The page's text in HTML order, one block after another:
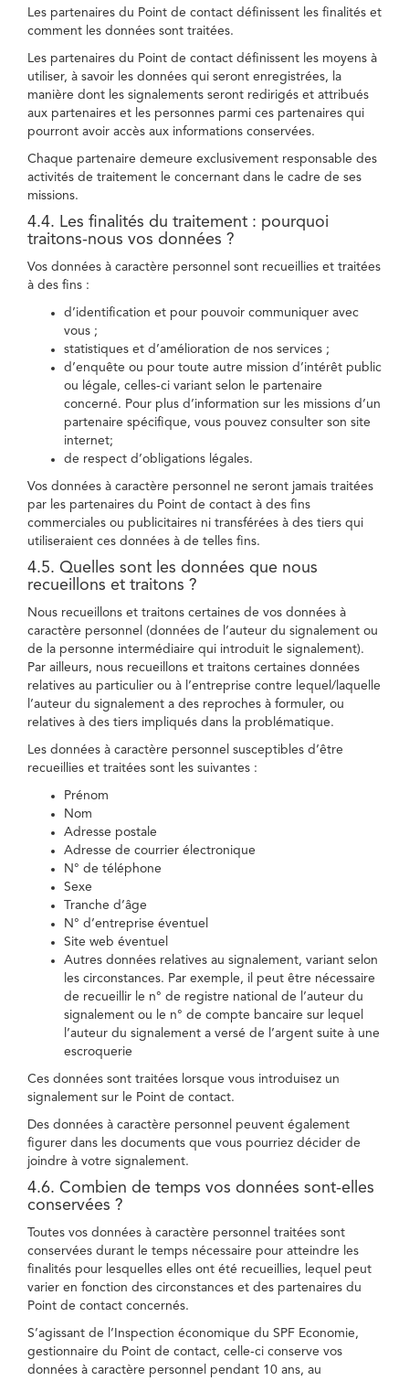
Les partenaires du Point de contact définissent les finalités et
comment les données sont traitées.
Les partenaires du Point de contact définissent les moyens à
utiliser, à savoir les données qui seront enregistrées, la
manière dont les signalements seront redirigés et attribués
aux partenaires et les personnes parmi ces partenaires qui
pourront avoir accès aux informations conservées.
Chaque partenaire demeure exclusivement responsable des
activités de traitement le concernant dans le cadre de ses
missions.
4.4. Les finalités du traitement : pourquoi
traitons-nous vos données ?
Vos données à caractère personnel sont recueillies et traitées
à des fins :
d’identification et pour pouvoir communiquer avec
vous ;
statistiques et d’amélioration de nos services ;
d’enquête ou pour toute autre mission d’intérêt public
ou légale, celles-ci variant selon le partenaire
concerné. Pour plus d’information sur les missions d’un
partenaire spécifique, vous pouvez consulter son site
internet;
de respect d’obligations légales.
Vos données à caractère personnel ne seront jamais traitées
par les partenaires du Point de contact à des fins
commerciales ou publicitaires ni transférées à des tiers qui
utiliseraient ces données à de telles fins.
4.5. Quelles sont les données que nous
recueillons et traitons ?
Nous recueillons et traitons certaines de vos données à
caractère personnel (données de l’auteur du signalement ou
de la personne intermédiaire qui introduit le signalement).
Par ailleurs, nous recueillons et traitons certaines données
relatives au particulier ou à l’entreprise contre lequel/laquelle
l’auteur du signalement a des reproches à formuler, ou
relatives à des tiers impliqués dans la problématique.
Les données à caractère personnel susceptibles d’être
recueillies et traitées sont les suivantes :
Prénom
Nom
Adresse postale
Adresse de courrier électronique
N° de téléphone
Sexe
Tranche d’âge
N° d’entreprise éventuel
Site web éventuel
Autres données relatives au signalement, variant selon
les circonstances. Par exemple, il peut être nécessaire
de recueillir le n° de registre national de l’auteur du
signalement ou le n° de compte bancaire sur lequel
l’auteur du signalement a versé de l’argent suite à une
escroquerie
Ces données sont traitées lorsque vous introduisez un
signalement sur le Point de contact.
Des données à caractère personnel peuvent également
figurer dans les documents que vous pourriez décider de
joindre à votre signalement.
4.6. Combien de temps vos données sont-elles
conservées ?
Toutes vos données à caractère personnel traitées sont
conservées durant le temps nécessaire pour atteindre les
finalités pour lesquelles elles ont été recueillies, lequel peut
varier en fonction des circonstances et des partenaires du
Point de contact concernés.
S’agissant de l’Inspection économique du SPF Economie,
gestionnaire du Point de contact, celle-ci conserve vos
données à caractère personnel pendant 10 ans, au